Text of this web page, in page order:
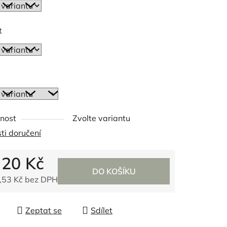
Zvolte variantu
doručení
20 Kč
Kč bez DPH
DO KOŠÍKU
Zeptat se Sdílet